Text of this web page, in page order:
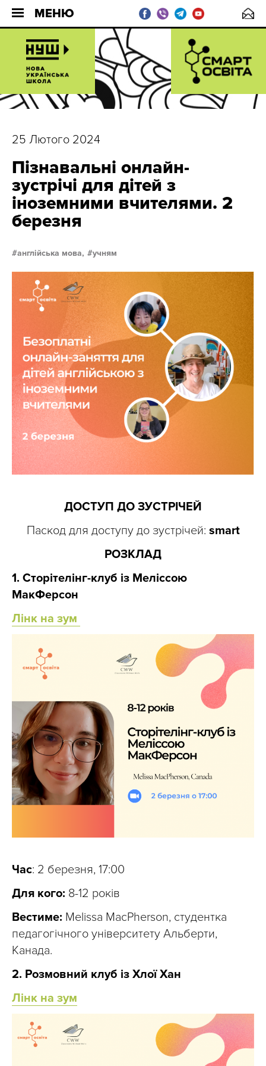
МЕНЮ
25 Лютого 2024
Пізнавальні онлайн-
зустрічі для дітей з
іноземними вчителями. 2
березня
англійська мова, учням
ДОСТУП ДО ЗУСТРІЧЕЙ
Паскод для доступу до зустрічей: smart
РОЗКЛАД
1. Сторітелінг-клуб із Меліссою
МакФерсон
Лінк на зум
Час: 2 березня, 17:00
Для кого: 8-12 років
Вестиме: Melissa MacPherson, студентка
педагогічного університету Альберти,
Канада.
2. Розмовний клуб із Хлої Хан
Лінк на зум